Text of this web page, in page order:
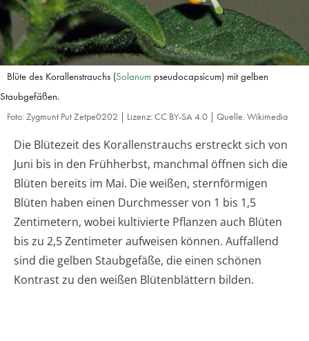
Blüte des Korallenstrauchs (Solanum pseudocapsicum) mit gelben
Staubgefäßen.
Foto: Zygmunt Put Zetpe0202 | Lizenz: CC BY-SA 4.0 | Quelle: Wikimedia
Die Blütezeit des Korallenstrauchs erstreckt sich von
Juni bis in den Frühherbst, manchmal öffnen sich die
Blüten bereits im Mai. Die weißen, sternförmigen
Blüten haben einen Durchmesser von 1 bis 1,5
Zentimetern, wobei kultivierte Pflanzen auch Blüten
bis zu 2,5 Zentimeter aufweisen können. Auffallend
sind die gelben Staubgefäße, die einen schönen
Kontrast zu den weißen Blütenblättern bilden.